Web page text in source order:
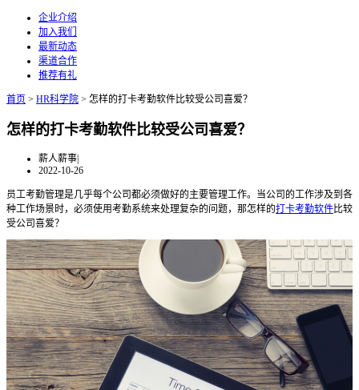
企业介绍
加入我们
最新动态
渠道合作
推荐有礼
首页 > HR科学院 > 怎样的打卡考勤软件比较受公司喜爱？
怎样的打卡考勤软件比较受公司喜爱？
薪人薪事|
2022-10-26
员工考勤管理是几乎每个公司都必须做好的主要管理工作。当公司的工作涉及到各
种工作场景时，必须使用考勤系统来处理复杂的问题，那怎样的打卡考勤软件比较
受公司喜爱？